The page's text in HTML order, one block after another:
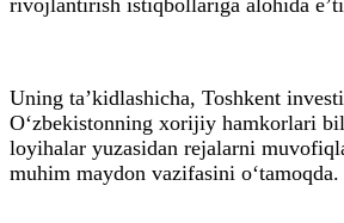
Uning ta’kidlashicha, Toshkent
O‘zbekistonning xorijiy hamkorlari
loyihalar yuzasidan rejalarni
muhim maydon vazifasini o‘tamoqda.